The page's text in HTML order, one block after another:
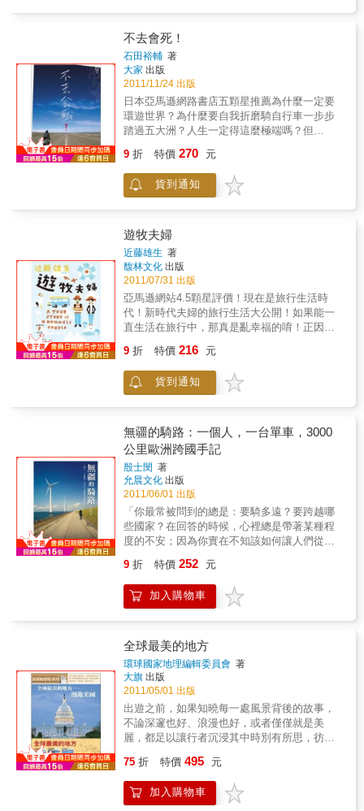
偽善奸詐的印度人時，可憐日本背包旅行者被
騙、被偷、被色情攻擊，幾乎全軍覆沒，極少
倖免！這如同台灣女孩對埃及人、土耳其人的
「幾天」膚淺印象，茫然無知，說他們都很好
啊！結果，發生被欺騙、被強暴、被殺害的悲
劇！女性旅行者若是沒有男士陪同或獨立自救
的本事，萬分之一的機會讓妳碰上那個「壞的
很壞」的部分，孤立無援，人財兩失！ 事實就
是這樣：凸顯外形姣好的女士走在一萬個好人
在台灣旅行遇害的日本女孩井口真理子就是一
個令人難忘的悲慘事件，多年前還有一位台灣
女孩和哥哥去日本富士山旅遊，深夜外出而不
人，而是女性自身釋出不自覺的「誘惑」。女
士們牢記心中：某些地區與時段的安全是針對
男性，男性一般是不被強暴的；身為女性，千
萬要避開「危險」的地區與時段。旅行中與自
身性命交關的事，切記不可疏忽！除了尼泊
爾、不丹與錫金，貧窮落後國家遊客集中地區
的騙子和小偷特別、特別多，這些壞蛋專門尋
且多半身懷現金首飾。眾人皆知，歐美壞蛋的
騙術高超易躲，亞非壞蛋的騙術低劣難防，都
是有形無形的騙術，能躲遠一點，卻是防不勝
人較為精明，她們以不變應萬變，她們和眾人
齊樂，絕少和生人獨樂。日本人住旅館、吃在
餐館善於察言觀色，瞭解環境，不論飲食、住
宿、車行或與人交談等，看來隨意卻是步步為
營。表面熱情，實際冷漠，在冷漠中分辨可以
或不可以去住、去吃、去結識朋友，這是旅行
中高度智慧的表現，絕頂聰明的做法！安全警
告就是一種關懷，別不以為意，平安與危險就
在那一念間；關懷放在心上，多去經歷旅行，
日久成了旅行中自我保護的習慣；特別是女性
懷「絕技」，走遍天涯海角，無所畏懼，男生
暫放一邊吧！女性自助旅行的浪漫情節報刊媒
體顯示，女士們喜歡看的雜誌是「國家地理雜
的書籍是「緣與命」。這些都和旅行有關，特
別是「緣與命」這件事最為重要：旅行中的
「緣」隨遇而生，源源而來；旅行中的「命」
隨遇而安，浪漫一世，帶妳走過精采而特具內
涵的生命歷程！瑞典、美國、日本、台灣、北
京的五位女性自助行者，看看她們旅途的浪漫
情節：瑞典女孩可翠茵（Katrin）走了大半個歐
是「男人」！這句嚇人又欠缺浪漫的旅行經驗
來自一個開放國家的年輕女孩，這當然不僅是
男女兩情是否相悅的問題，更大的險情是對於
不去會死！
石田裕輔 著
大家 出版
2011/11/24 出版
日本亞馬遜網路書店五顆星推薦為什麼一定要
環遊世界？為什麼要自我折磨騎自行車一步步
踏過五大洲？人生一定得這麼極端嗎？但
眼，看遍這世界，尋找自己最珍貴的寶物。」
作者如是說。「好幾次幻想在異國廣闊的土地
上騎車，內心激動不已。可是這計畫的規模太
心情，迎接日本一周之旅的最後一天。終於到
達神戶的美利堅波止場，停好自行車。大海沐
浴在午後的陽光中，無數白色光點跳躍，我坐
在長椅上，茫然凝視著閃爍舞動的光點。剎那
間，我好想環遊世界。一起心動念，身體就蠢
蠢欲動，坐立難安。『既然生到這世界上，不
就要盡量發揮嗎？』感受到我生命中的「活
著」與「可能性」緊緊聯繫，就像陽光終於照
進來，廣大的視野在眼前展開——」我看到恆
其那爾汀美麗的笑容；滿月下的金字塔、在草
原上奔跑的長頸鹿、騎著破爛腳踏車追趕我的
保保。泰西亞有點惱怒地笑著，流下稚氣未脫
及紀念碑大谷地神聖的風光。雄壯的育空河流
淌而過，有鮭魚跳躍著；在夜空中搖曳的極
光……我見證到自己還活著，而能見證到自己
還活著，就像一個奇蹟。凝視著自己的存在，
在這瞬間，我以未曾有過的謙遜，感謝我還活
著。p.s. 想要知道作者究竟找到了哪些「世界
第一」，敬請繼續愛護本書續集《最危險的廁
所與最美的星空》以及同樣精采的續續集《用
越五大洲的里程，石田裕輔花了七年半一步步
踏出，也讓他拿下日本JACC的自行車環遊世界
紀錄（第二名）。但作者並無意走向極端的人
生，他是稱職的上班族，行徑甚至稱不上特立
義」，質疑自己的決定。但三年半的自行車之
旅拖成了七年半，答案已慢慢浮現：我在旅程
中找到最美好的事物，也深深地感受著。那是
我活著的收穫，並不是有名的風景名勝，或歷
史悠久的大教堂，而是刻印在我的記憶中，綻
放燦爛輝煌的光芒。當我每次回想就會重現眼
前的那一幕——肯亞的藍色森林、絲路上的褐
色大地。這些景象總是不斷激勵著我。當你一
上了路，就踏上了另一種人生。
9 折 特價 270 元
貨到通知
遊牧夫婦
近藤雄生 著
馥林文化 出版
2011/07/31 出版
亞馬遜網站4.5顆星評價！現在是旅行生活時
代！新時代夫婦的旅行生活大公開！如果能一
直生活在旅行中，那真是亂幸福的唷！正因為
那天我們就決定：要一直一直旅行下去噢！我
們只是想要一直、一直過著旅行的生活。沒有
固定工作，就決定結婚，然後就這樣出國！在
汶、捕鯨村……但是兩人新婚生活的未來究竟
要往哪裡去呢？我們一邊旅行，一邊生活、學
習、工作，五年來一日復一日過著遊牧的生
活，更加確信，現在是旅行生活的新時代！
9 折 特價 216 元
貨到通知
無疆的騎路：一個人，一台單車，3000
公里歐洲跨國手記
殷士閔 著
允晨文化 出版
2011/06/01 出版
「你最常被問到的總是：要騎多遠？要跨越哪
些國家？在回答的時候，心裡總是帶著某種程
度的不安；因為你實在不知該如何讓人們從短
界。更精確的說，你從不認為庇里牛斯山頂上
那面逆光閃耀的告示牌，或是法比之間一望無
際的田野，是真正需要被跨越的國界；真正的
往往沒有標示，無法定位，卻又可在一念之間
跨越出去，走向最美的風景。」2009年，醫學
院的最後一個暑假，一個少年告別了白袍、聽
診器與永遠寫不完的病例，跨上單車從巴塞隆
納出發了。西班牙、法國、比例時、荷蘭，最
後到了德國的漢堡，在這趟充滿驚喜與意外的
騎路上，他看見了關於歐洲的另一種美麗的風
景。從車速百里擦身的高速公路，到環法賽選
手也叫苦連天的山道；從梵谷不曾遠走的南法
穿越折斷國旗的逆風，冷冽暴落的冰雹，甚至
在比利時的田間摔車得鮮血直流…. 但他始終沒
9 折 特價 252 元
加入購物車
全球最美的地方
環球國家地理編輯委員會 著
大旗 出版
2011/05/01 出版
出遊之前，如果知曉每一處風景背後的故事，
不論深邃也好、浪漫也好，或者僅僅就是美
麗，都足以讓行者沉浸其中時別有所思，彷若
空間裡。透過本套書一篇篇文字和大量的圖片
介紹，所詳盡勾勒出的歷史、地理、人文各色
風貌，將帶領你穿越時間與空間的距離，親睹
75 折 特價 495 元
加入購物車